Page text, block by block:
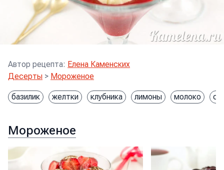
Автор рецепта: Елена Каменских
Десерты > Мороженое
базилик желтки клубника лимоны молоко
Мороженое